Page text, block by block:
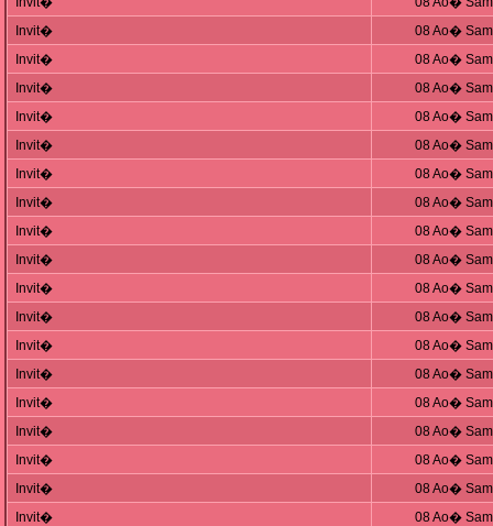
Invit�
08 Ao�
Invit�
08 Ao�
Invit�
08 Ao�
Invit�
08 Ao�
Invit�
08 Ao�
Invit�
08 Ao�
Invit�
08 Ao�
Invit�
08 Ao�
Invit�
08 Ao�
Invit�
08 Ao�
Invit�
08 Ao�
Invit�
08 Ao�
Invit�
08 Ao�
Invit�
08 Ao�
Invit�
08 Ao�
Invit�
08 Ao�
Invit�
08 Ao�
Invit�
08 Ao�